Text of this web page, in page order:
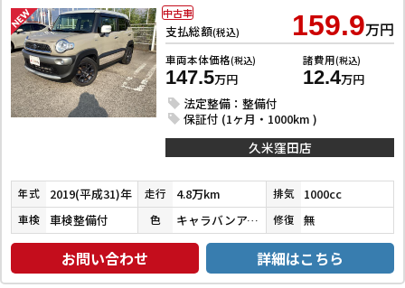
支払総額(税込) 159.9万円
車両本体価格(税込)
147.5万円
諸費用(税込)
12.4万円
法定整備：整備付
保証付 (1ヶ月・1000km )
中古車
久米窪田店
年式 2019(平成31)年 走行 4.8万km 排気 1000cc
車検 車検整備付 色 キャラバンアイボリーパールメタリック／ピュアホワイトパール 修復 無
お問い合わせ 詳細はこちら